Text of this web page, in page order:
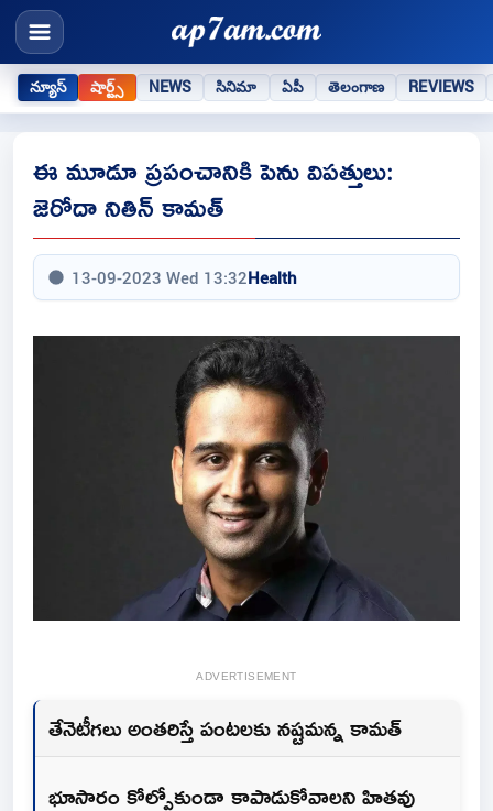
న్యూస్ షార్ట్స్ NEWS సినిమా ఏపీ తెలంగాణ REVIEWS
ఈ మూడూ ప్రపంచానికి పెను విపత్తులు:
జెరోదా నితిన్ కామత్
13-09-2023 Wed 13:32Health
ADVERTISEMENT
తేనెటీగలు అంతరిస్తే పంటలకు నష్టమన్న కామత్
భూసారం కోల్పోకుండా కాపాడుకోవాలని హితవు